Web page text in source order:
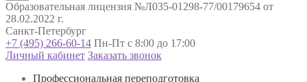
Образовательная лицензия №Л035-01298-77/00179654 от
28.02.2022 г.
Санкт-Петербург
+7 (495) 266-60-14 Пн-Пт с 8:00 до 17:00
Личный кабинет Заказать звонок
Профессиональная переподготовка